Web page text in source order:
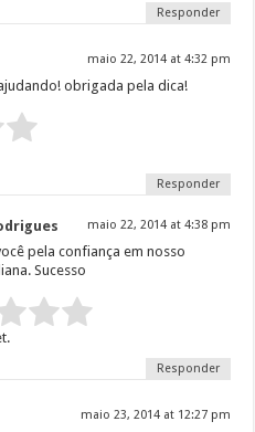
Responder
maio 22, 2014 at 4:32 pm
obrigada pela dica!
Submit Rating
Responder
maio 22, 2014 at 4:38 pm
pela confiança em nosso
Sucesso
Submit Rating
Responder
maio 23, 2014 at 12:27 pm